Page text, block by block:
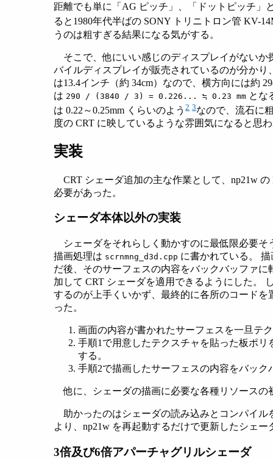
距離でも単に「AG ピッチ」、「ドットピッチ」
ると1980年代半ばの SONY トリニトロン管 KV-
うのは粗すぎる結果になる気がする。
そこで、他にいい感じのディスプレイがない
バイルディスプレイが販売されているのが分か
は13.4インチ（約 34cm）なので、横方向には約
は 290 / (3840 / 3) = 0.226... ≒ 0.23 mm とな
は 0.22～0.25mm くらいのよう2 3なので、流石に
度の CRT に映しているような雰囲気になると思
実装
CRT シェーダ追加の主な作業として、np21w
必要があった。
シェーダ本体以外の実装
シェーダをそれらしく動かすのに最低限必要
描画処理は scrnmng_d3d.cpp に書かれている。
だ後、そのサーフェスの内容をバックバッファ
加して CRT シェーダを適用できるようにした。
するのが上手くいかず、最終的に各所のコード
った。
画面の内容が書かれたサーフェスを一旦テ
手順1で用意したテクスチャを貼った板ポ
する。
手順2で描画したサーフェスの内容をバック
他に、シェーダの描画に必要な各種リソース
助かったのはシェーダの読み込みとコンパイ
より、np21w を再起動するだけで更新したシェ
3倍及び6倍アパーチャグリルシェーダ